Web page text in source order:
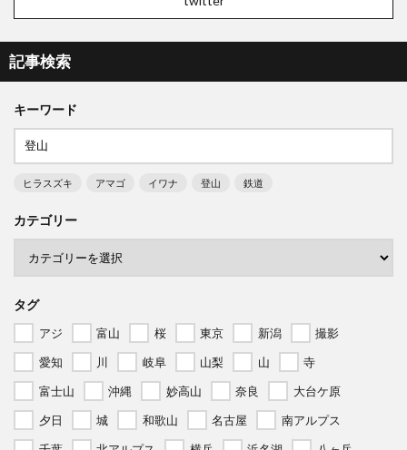
記事検索
キーワード
ヒラスズキ アマゴ イワナ 登山 鉄道
カテゴリー
タグ
アジ 富山 桜 東京 新潟
撮影
愛知
川 岐阜 山梨 山
寺
富士山
沖縄 妙高山 奈良
大台ケ原
夕日
城 和歌山 名古屋
南アルプス